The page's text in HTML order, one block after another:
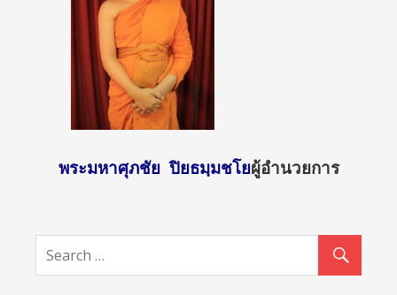
พระมหาศุภชัย ปิยธมฺมชโยผู้อำนวยการ
http://sun
ac.th/?